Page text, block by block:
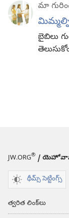
మా
బైబిలు
JW.ORG® /
థీమ్స్ సెట్టింగ్స్
త్వరిత లింక్‌లు